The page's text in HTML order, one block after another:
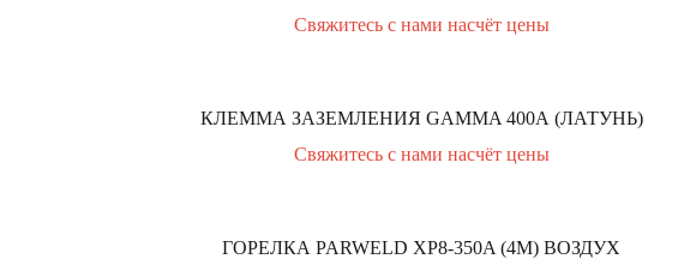
Свяжитесь с нами насчёт цены
КЛЕММА ЗАЗЕМЛЕНИЯ GAMMA 400А (ЛАТУНЬ)
Свяжитесь с нами насчёт цены
ГОРЕЛКА PARWELD XP8-350A (4М) ВОЗДУХ